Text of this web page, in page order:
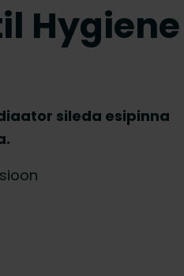
Hygiene
sileda esipinna